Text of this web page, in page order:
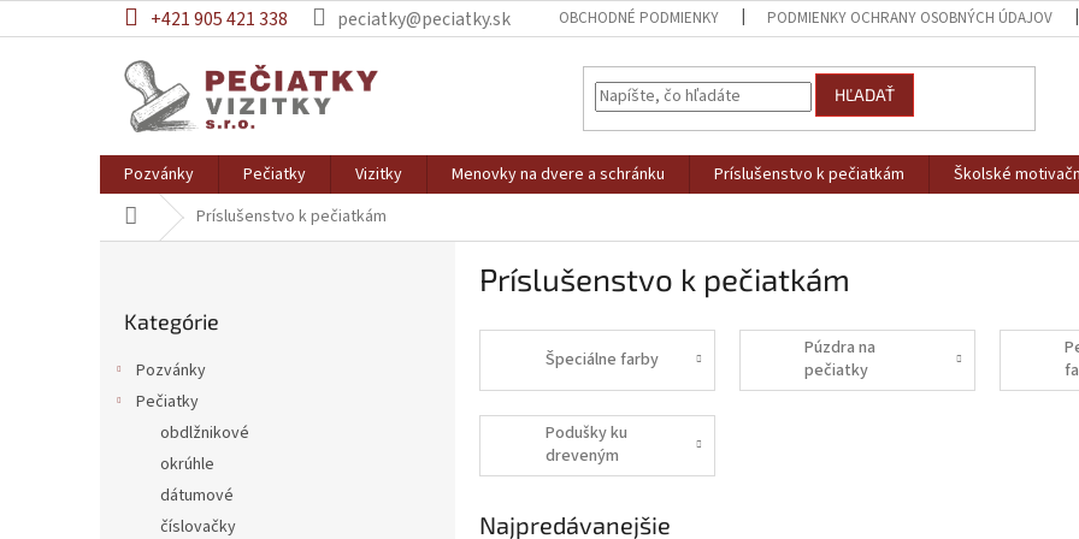
na
+421 905 421 338 peciatky@peciatky.sk OBCHODNÉ PODMIENKY PODMIENKY OCHRANY OSOBNÝCH ÚDAJOV
HĽADAŤ
Pozvánky Pečiatky Vizitky Menovky na dvere a schránku Príslušenstvo k pečiatkám Školské
DomovPríslušenstvo k pečiatkám
kategórie
Kategórie
Pozvánky
Pečiatky
obdlžnikové
okrúhle
dátumové
číslovačky
Príslušenstvo k pečiatkám
Špeciálne farby
Púzdra na
pečiatky
Podušky ku
dreveným
pečiatkám
Najpredávanejšie